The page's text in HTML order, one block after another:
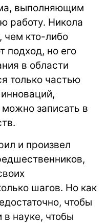
выполняющим
работу. Никола
чем кто-либо
подход, но его
в области
только частью
записать в
и произвел
шагов. Но как
чтобы
в науке, чтобы